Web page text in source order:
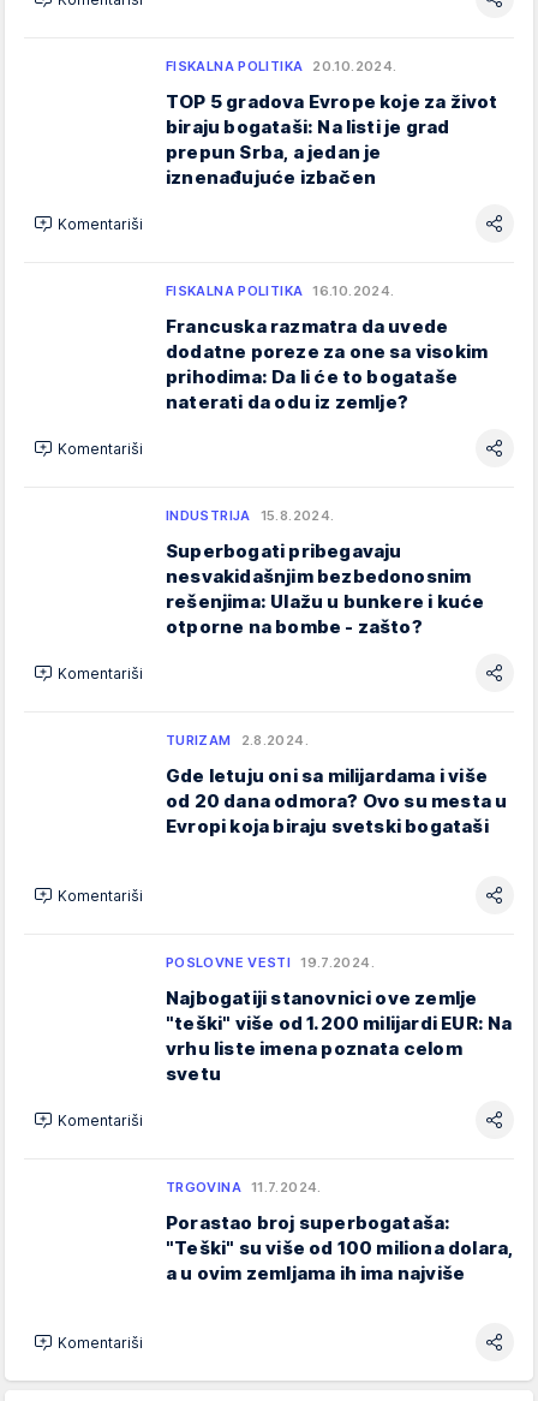
FISKALNA POLITIKA 20.10.2024.
TOP 5 gradova Evrope koje za život
biraju bogataši: Na listi je grad
prepun Srba, a jedan je
iznenađujuće izbačen
Komentariši
FISKALNA POLITIKA 16.10.2024.
Francuska razmatra da uvede
dodatne poreze za one sa visokim
prihodima: Da li će to bogataše
naterati da odu iz zemlje?
Komentariši
INDUSTRIJA 15.8.2024.
Superbogati pribegavaju
nesvakidašnjim bezbedonosnim
rešenjima: Ulažu u bunkere i kuće
otporne na bombe - zašto?
Komentariši
TURIZAM 2.8.2024.
Gde letuju oni sa milijardama i više
od 20 dana odmora? Ovo su mesta u
Evropi koja biraju svetski bogataši
Komentariši
POSLOVNE VESTI 19.7.2024.
Najbogatiji stanovnici ove zemlje
"teški" više od 1.200 milijardi EUR: Na
vrhu liste imena poznata celom
svetu
Komentariši
TRGOVINA 11.7.2024.
Porastao broj superbogataša:
"Teški" su više od 100 miliona dolara,
a u ovim zemljama ih ima najviše
Komentariši